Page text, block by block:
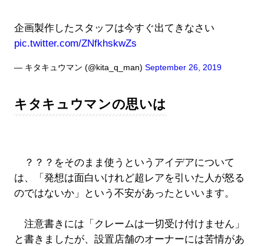
企画製作したスタッフは今すぐ出てきなさい
pic.twitter.com/ZNfkhskwZs
— キタキュウマン (@kita_q_man) September 26, 2019
キタキュウマンの思いは
？？？をそのまま使うというアイデアについて
は、「発想は面白いけれど超レアを引いた人が怒る
のではないか」という不安があったといいます。
注意書きには「クレームは一切受け付けません」
と書きましたが、設置店舗のオーナーには苦情があ